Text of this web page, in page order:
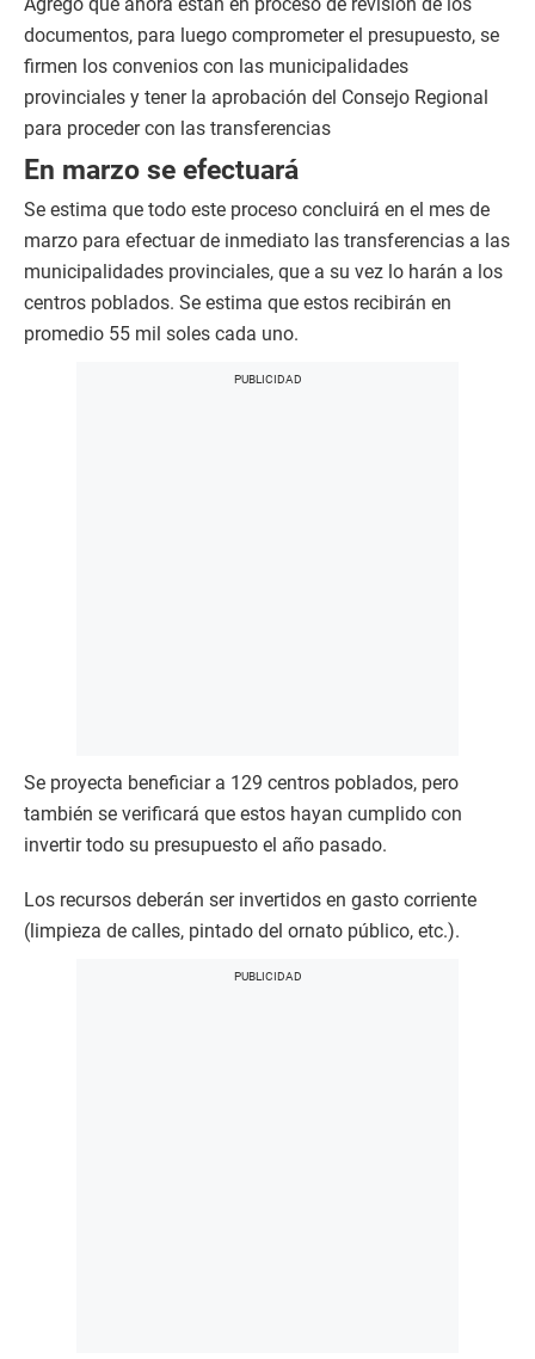
documentos, para luego comprometer el presupuesto, se
firmen los convenios con las municipalidades
provinciales y tener la aprobación del Consejo Regional
para proceder con las transferencias
En marzo se efectuará
Se estima que todo este proceso concluirá en el mes de
marzo para efectuar de inmediato las transferencias a las
municipalidades provinciales, que a su vez lo harán a los
centros poblados. Se estima que estos recibirán en
promedio 55 mil soles cada uno.
Se proyecta beneficiar a 129 centros poblados, pero
también se verificará que estos hayan cumplido con
invertir todo su presupuesto el año pasado.
Los recursos deberán ser invertidos en gasto corriente
(limpieza de calles, pintado del ornato público, etc.).